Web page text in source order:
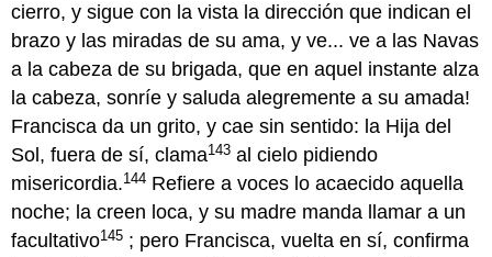
cierro, y sigue con la vista la dirección que indican el
brazo y las miradas de su ama, y ve... ve a las Navas
a la cabeza de su brigada, que en aquel instante alza
la cabeza, sonríe y saluda alegremente a su amada!
Francisca da un grito, y cae sin sentido: la Hija del
Sol, fuera de sí, clama143 al cielo pidiendo
misericordia.144 Refiere a voces lo acaecido aquella
noche; la creen loca, y su madre manda llamar a un
facultativo145 ; pero Francisca, vuelta en sí, confirma